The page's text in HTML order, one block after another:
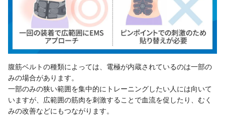
腹筋ベルトの種類によっては、電極が内蔵されているのは一部の
みの場合があります。
一部のみの狭い範囲を集中的にトレーニングしたい人には向いて
いますが、広範囲の筋肉を刺激することで血流を促したり、むく
みの改善などにもつながります。